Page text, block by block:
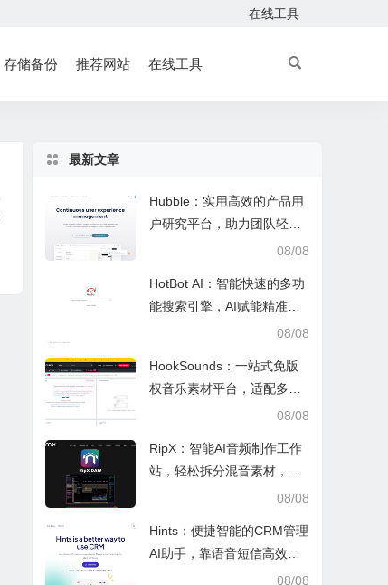
在线工具
存储备份 推荐网站 在线工具
最新文章
Hubble：实用高效的产品用
户研究平台，助力团队轻松
08/08
HotBot AI：智能快速的多功
能搜索引擎，AI赋能精准检
08/08
HookSounds：一站式免版
权音乐素材平台，适配多场
08/08
RipX：智能AI音频制作工作
站，轻松拆分混音素材，助
08/08
Hints：便捷智能的CRM管理
AI助手，靠语音短信高效办
08/08